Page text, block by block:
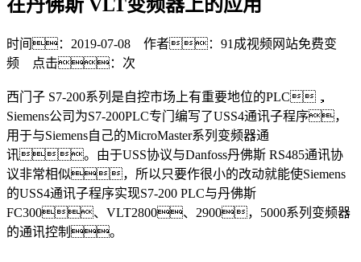
在丹佛斯 VLT变频器上的应用
时间：2019-07-08 作者：91成视频网站免费变
频 点击： 次
西门子 S7-200系列是自控市场上有重要地位的PLC，
Siemens公司为S7-200PLC专门编写了USS4通讯子程序，
用于与Siemens自己的MicroMaster系列变频器通
讯。由于USS协议与Danfoss丹佛斯 RS485通讯协
议非常相似，所以只要作很小的改动就能使Siemens
的USS4通讯子程序实现S7-200 PLC与丹佛斯
FC300、VLT2800、2900，5000系列变频器
的通讯控制。